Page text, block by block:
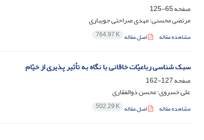
صفحه65-125
مرتضی محسنی؛ مهدی صراحتی جویباری
مشاهده مقاله اصل مقاله 764.97 K
سبک شناسی رباعیّات خاقانی با نگاه به تأثیر پذیری از خیّام
صفحه127-162
علی خسروی؛ محسن ذوالفقاری
مشاهده مقاله اصل مقاله 502.29 K